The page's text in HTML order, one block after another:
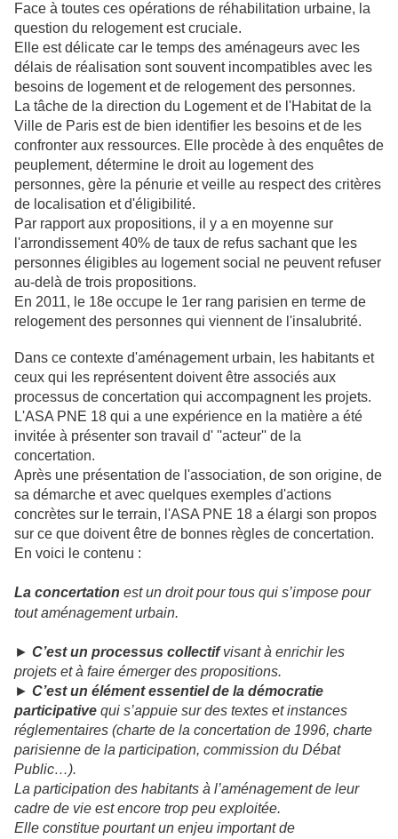
Face à toutes ces opérations de réhabilitation urbaine, la
question du relogement est cruciale.
Elle est délicate car le temps des aménageurs avec les
délais de réalisation sont souvent incompatibles avec les
besoins de logement et de relogement des personnes.
La tâche de la direction du Logement et de l'Habitat de la
Ville de Paris est de bien identifier les besoins et de les
confronter aux ressources. Elle procède à des enquêtes de
peuplement, détermine le droit au logement des
personnes, gère la pénurie et veille au respect des critères
de localisation et d'éligibilité.
Par rapport aux propositions, il y a en moyenne sur
l'arrondissement 40% de taux de refus sachant que les
personnes éligibles au logement social ne peuvent refuser
au-delà de trois propositions.
En 2011, le 18e occupe le 1er rang parisien en terme de
relogement des personnes qui viennent de l'insalubrité.
Dans ce contexte d'aménagement urbain, les habitants et
ceux qui les représentent doivent être associés aux
processus de concertation qui accompagnent les projets.
L'ASA PNE 18 qui a une expérience en la matière a été
invitée à présenter son travail d' ''acteur'' de la
concertation.
Après une présentation de l'association, de son origine, de
sa démarche et avec quelques exemples d'actions
concrètes sur le terrain, l'ASA PNE 18 a élargi son propos
sur ce que doivent être de bonnes règles de concertation.
En voici le contenu :
La concertation est un droit pour tous qui s’impose pour
tout aménagement urbain.
► C’est un processus collectif visant à enrichir les
projets et à faire émerger des propositions.
► C’est un élément essentiel de la démocratie
participative qui s’appuie sur des textes et instances
réglementaires (charte de la concertation de 1996, charte
parisienne de la participation, commission du Débat
Public…).
La participation des habitants à l’aménagement de leur
cadre de vie est encore trop peu exploitée.
Elle constitue pourtant un enjeu important de